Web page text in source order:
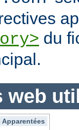
du
web
Apparentées